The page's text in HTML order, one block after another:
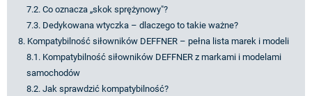
7.2. Co oznacza „skok sprężynowy"?
7.3. Dedykowana wtyczka – dlaczego to takie ważne?
8. Kompatybilność siłowników DEFFNER – pełna lista marek i modeli
8.1. Kompatybilność siłowników DEFFNER z markami i modelami
samochodów
8.2. Jak sprawdzić kompatybilność?